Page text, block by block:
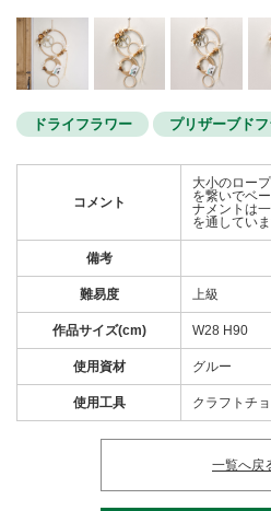
ドライフラワー プリザーブド
コメント
大小のロー
を繋いでベ
ナメントは
を通していま
備考
難易度 上級
作品サイズ(cm) W28 H90
使用資材 グルー
使用工具 クラフトチ
一覧へ戻